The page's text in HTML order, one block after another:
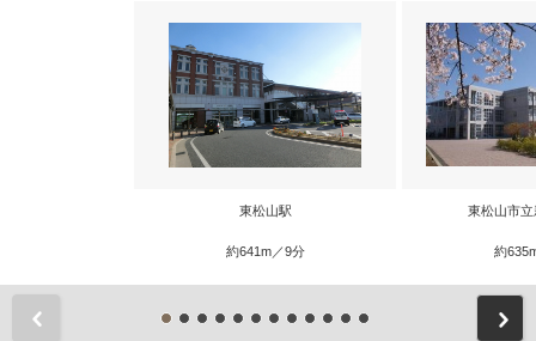
東松山駅
約641m／9分
東松山市
約